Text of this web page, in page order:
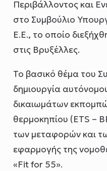
Περιβάλλοντος και
στο Συμβούλιο
Ε.Ε., το οποίο
στις Βρυξέλλες.
Το βασικό θέμα του
δημιουργία
δικαιωμάτων
θερμοκηπίου (ETS –
των μεταφορών και
εφαρμογής της
«Fit for 55».